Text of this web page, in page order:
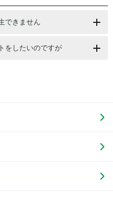
できません
をしたいのですが